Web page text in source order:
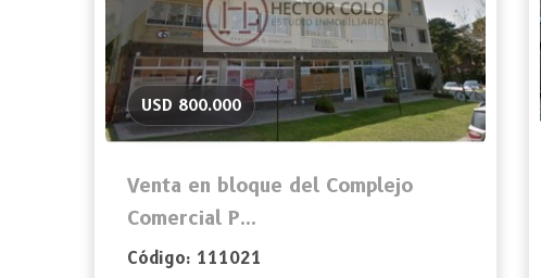
USD 800.000
Venta en bloque del Complejo
Comercial P...
Código: 111021